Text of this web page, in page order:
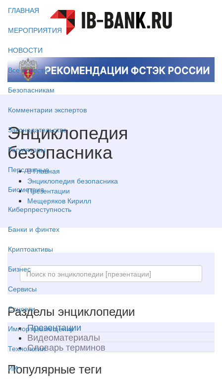
ГЛАВНАЯ
МЕРОПРИЯТИЯ
НОВОСТИ
Все новости
Безопасникам
Комментарии экспертов
Законодательство
Регуляторы
Персданные
Биометрия
Киберпреступность
Банки и финтех
Криптоактивы
Бизнес
Сервисы
Соцсети
Импортозамещение
Технологии
ИИ
Энциклопедия
безопасника
Главная
Энциклопедия безопасника
Презентации
Мещеряков Кирилл
Разделы энциклопедии
Презентации
Видеоматериалы
Словарь терминов
Популярные теги